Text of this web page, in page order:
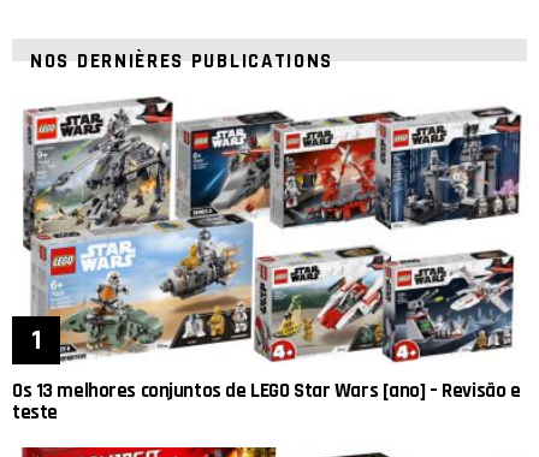
NOS DERNIÈRES PUBLICATIONS
Os 13 melhores conjuntos de LEGO Star Wars [ano] – Revisão e
teste